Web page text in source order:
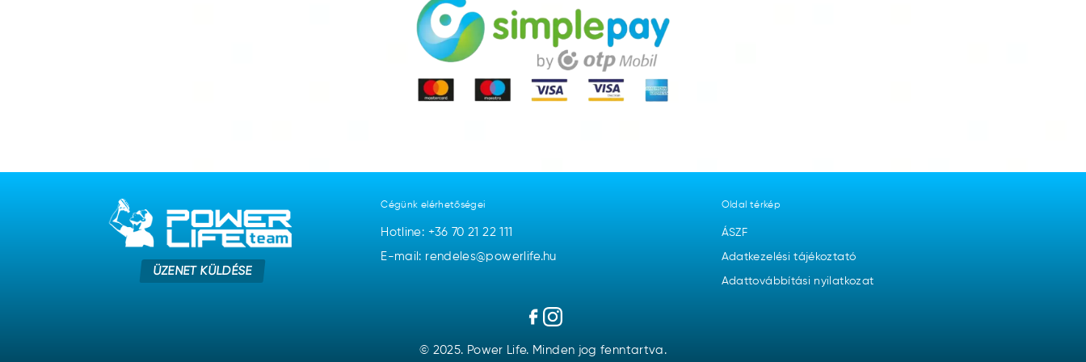
ÜZENET KÜLDÉSE
Cégünk elérhetőségei
Hotline: +36 70 21 22 111
E-mail: rendeles@powerlife.hu
Oldal térkép
ÁSZF
Adatkezelési tájékoztató
Adattovábbítási nyilatkozat
© 2025. Power Life. Minden jog fenntartva.